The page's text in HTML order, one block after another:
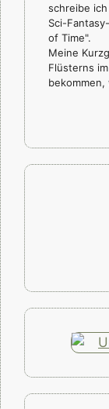
schreibe
Sci-
of Time".
Meine
Flüsterns